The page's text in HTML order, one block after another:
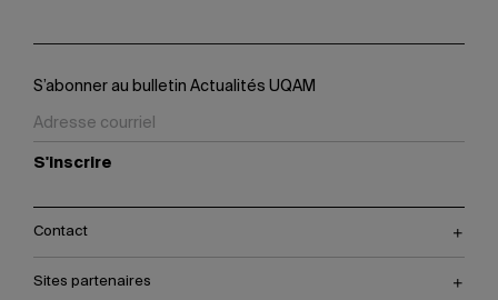
S’abonner au bulletin Actualités UQAM
S'inscrire
Contact
Sites partenaires